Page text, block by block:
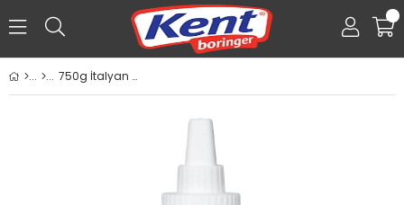
Üye Girişi
0
750g İtalyan Karameli Tadında Topping Sos